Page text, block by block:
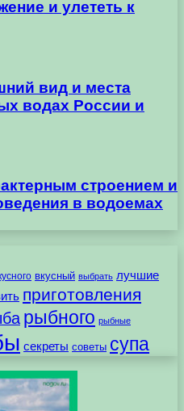
и улететь к
вид и места
водах России и
строением и
в водоемах
вкусный выбрать лучшие
приготовления
рыбного рыбные
секреты советы супа